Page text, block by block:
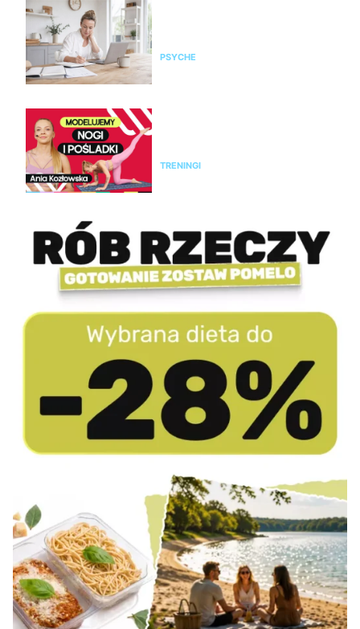
PSYCHE
TRENINGI